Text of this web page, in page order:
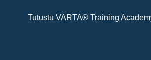
Tutustu VARTA® Training